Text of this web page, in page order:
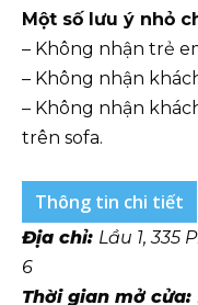
Một số lưu ý nhỏ
– Không nhận trẻ
– Không nhận
– Không nhận
trên sofa.
Thông tin chi tiết
Địa chỉ: Lầu 1, 335
6
Thời gian mở cửa: